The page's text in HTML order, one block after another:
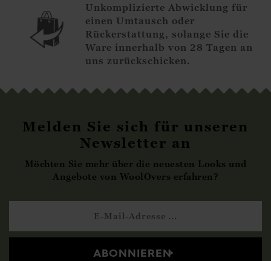
Unkomplizierte Abwicklung für
einen Umtausch oder
Rückerstattung, solange Sie die
Ware innerhalb von 28 Tagen an
uns zurückschicken.
Melden Sie sich für unseren
Newsletter an
Möchten Sie mehr über die neuesten Looks und
Angebote von WoolOvers erfahren?
ABONNIEREN